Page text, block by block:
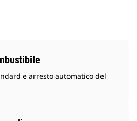
e arresto automatico del